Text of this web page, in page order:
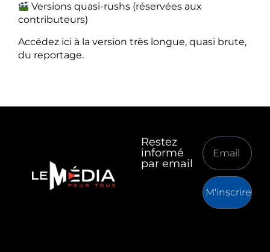
Versions quasi-rushs (réservées aux
contributeurs)
Accédez ici à la version très longue, quasi brute,
du reportage.
Restez
informé
par email
M'inscrire